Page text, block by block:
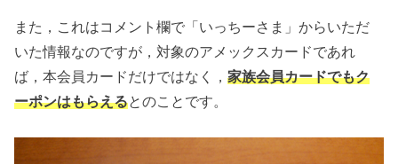
また，これはコメント欄で「いっちーさま」からいただ
いた情報なのですが，対象のアメックスカードであれ
ば，本会員カードだけではなく，家族会員カードでもク
ーポンはもらえるとのことです。